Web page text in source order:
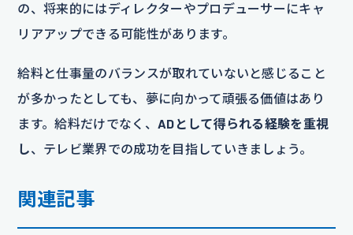
の、将来的にはディレクターやプロデューサーにキャ
リアアップできる可能性があります。
給料と仕事量のバランスが取れていないと感じること
が多かったとしても、夢に向かって頑張る価値はあり
ます。給料だけでなく、 ADとして得られる経験を重視
し、テレビ業界での成功を目指していきましょう。
関連記事